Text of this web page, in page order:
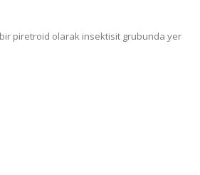
piretroid olarak insektisit grubunda yer